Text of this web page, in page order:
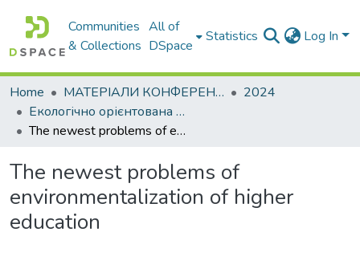
Communities
& Collections
All of
DSpace
Statistics Log In
Home МАТЕРІАЛИ КОНФЕРЕНЦІЙ
2024
Екологічно орієнтована вища освіта. Методологія та практика – 2024
Тhe newest problems of environmentalization of higher education
Тhe newest problems of
environmentalization of higher
education